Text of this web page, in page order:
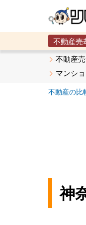
不動産売
メタ住宅
不動産
マンシ
不動産の比
神